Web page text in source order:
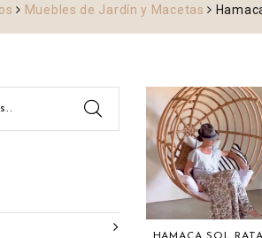
Muebles de Jardín y Macetas